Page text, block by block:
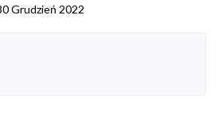
Grudzień 2022